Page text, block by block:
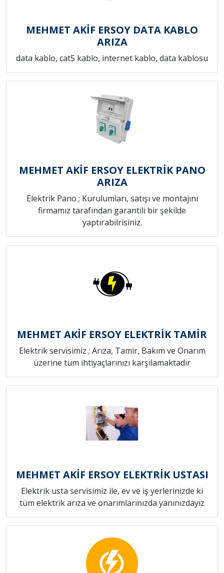
MEHMET AKİF ERSOY DATA KABLO
ARIZA
data kablo, cat5 kablo, internet kablo, data kablosu
MEHMET AKİF ERSOY ELEKTRİK PANO
ARIZA
Elektrik Pano ; Kurulumları, satışı ve montajını
firmamız tarafından garantili bir şekilde
yaptırabilrisiniz.
MEHMET AKİF ERSOY ELEKTRİK TAMİR
Elektrik servisimiz ; Arıza, Tamir, Bakım ve Onarım
üzerine tüm ihtiyaçlarınızı karşılamaktadır
MEHMET AKİF ERSOY ELEKTRİK USTASI
Elektrik usta servisimiz ile, ev ve iş yerlerinizde ki
tüm elektrik arıza ve onarımlarınızda yanınızdayız